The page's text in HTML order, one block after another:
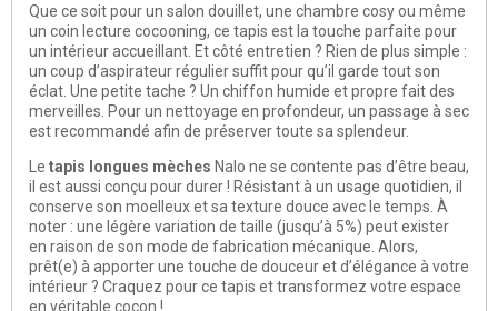
Que ce soit pour un salon douillet, une chambre cosy ou même
un coin lecture cocooning, ce tapis est la touche parfaite pour
un intérieur accueillant. Et côté entretien ? Rien de plus simple :
un coup d’aspirateur régulier suffit pour qu’il garde tout son
éclat. Une petite tache ? Un chiffon humide et propre fait des
merveilles. Pour un nettoyage en profondeur, un passage à sec
est recommandé afin de préserver toute sa splendeur.
Le tapis longues mèches Nalo ne se contente pas d’être beau,
il est aussi conçu pour durer ! Résistant à un usage quotidien, il
conserve son moelleux et sa texture douce avec le temps. À
noter : une légère variation de taille (jusqu’à 5%) peut exister
en raison de son mode de fabrication mécanique. Alors,
prêt(e) à apporter une touche de douceur et d’élégance à votre
intérieur ? Craquez pour ce tapis et transformez votre espace
en véritable cocon !